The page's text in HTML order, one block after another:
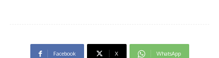
Facebook X WhatsApp